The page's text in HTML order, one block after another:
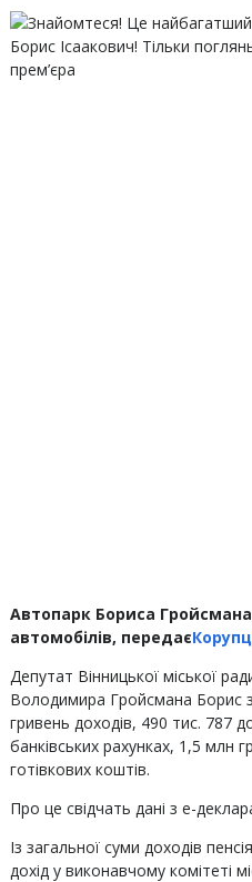
Автопарк Бориса
автомобілів, передає
Депутат Вінницької міської
Володимира Гройсмана Борис
гривень доходів, 490 тис. 787
банківських рахунках, 1,5 млн
готівкових коштів.
Про це свідчать дані з е-
Із загальної суми доходів
дохід у виконавчому комітеті